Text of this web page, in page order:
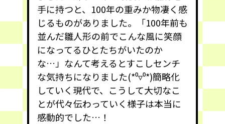
手に持つと、100年の重みか物凄く感
じるものがありました。「100年前も
並んだ雛人形の前でこんな風に笑顔
になってるひとたちがいたのか
な…」なんて考えるとすこしセンチ
な気持ちになりました(*⁰▿⁰*)簡略化
していく現代で、こうして大切なこ
とが代々伝わっていく様子は本当に
感動的でした…！